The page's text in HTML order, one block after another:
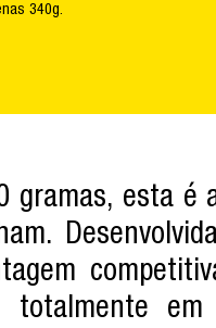
340g.
gramas, esta
totalmente em